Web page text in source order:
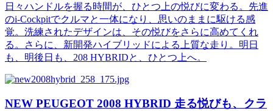
日々ハンドルを握る時間が、ひとつ上の悦びに変わる。先進
のi-Cockpitでクルマと一体になり、思いのままに駆ける感
覚。洗練されたデザインは、その悦びをさらに高めてくれ
る。さらに、新開発ハイブリッドによる上質な走り。明日
も、明後日も、208 HYBRIDと、ひとつ上へ。
NEW PEUGEOT 2008 HYBRID 走る悦びも、クラ